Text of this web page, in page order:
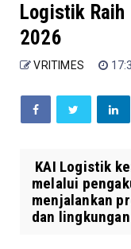
Logistik Raih
2026
VRITIMES
KAI Logistik
melalui
menjalankan
dan